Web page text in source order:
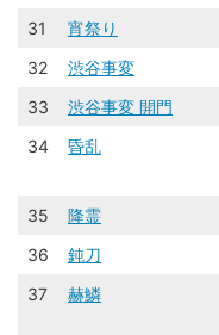
31
宵祭り
32
渋谷事変
33
渋谷事変 開門
34
昏乱
35
降霊
36
鈍刀
37
赫鱗